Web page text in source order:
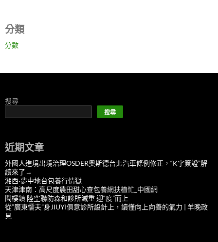
分類
分數
搜尋
搜尋
近期文章
外國人進境出境治理OSDER奧斯德台北汽車條例修正，“K字簽證”解
讀來了→
湘西·夢中地台包養行情獄
天津津南：高尺度農田甜心查包養網扶植忙_中國網
閻樓鎮 陸空聯防森和診所減重 迎“疫”而上
從“廣東懦夫”身JIUYI俱意診所設計上，讀懂向上向善的氣力 | 羊晚政
見